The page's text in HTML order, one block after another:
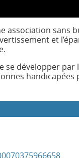
association
et
développer par